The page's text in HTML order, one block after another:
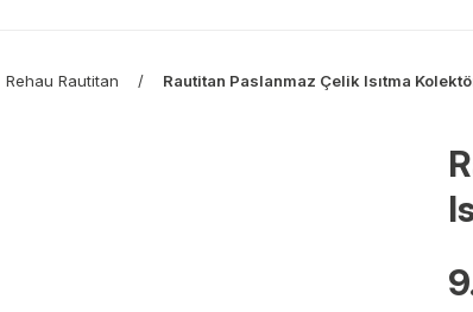
Rehau Rautitan Rautitan Paslanmaz Çelik Isıtma